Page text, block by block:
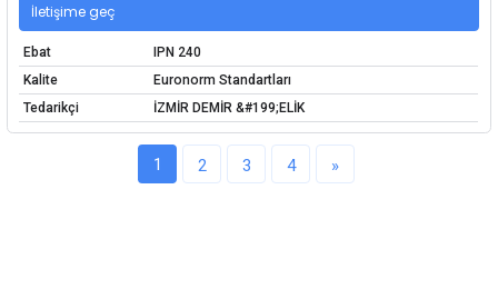
İletişime geç
Ebat
IPN 240
Kalite
Euronorm Standartları
Tedarikçi
İZMİR DEMİR &#199;ELİK
1 2 3 4 »